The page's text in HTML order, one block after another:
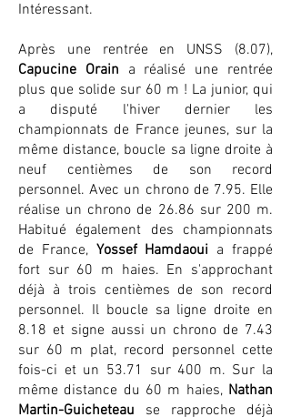
Intéressant.
Après une rentrée en UNSS (8.07),
Capucine Orain a réalisé une rentrée
plus que solide sur 60 m ! La junior, qui
a disputé l'hiver dernier les
championnats de France jeunes, sur la
même distance, boucle sa ligne droite à
neuf centièmes de son record
personnel. Avec un chrono de 7.95. Elle
réalise un chrono de 26.86 sur 200 m.
Habitué également des championnats
de France, Yossef Hamdaoui a frappé
fort sur 60 m haies. En s'approchant
déjà à trois centièmes de son record
personnel. Il boucle sa ligne droite en
8.18 et signe aussi un chrono de 7.43
sur 60 m plat, record personnel cette
fois-ci et un 53.71 sur 400 m. Sur la
même distance du 60 m haies, Nathan
Martin-Guicheteau se rapproche déjà